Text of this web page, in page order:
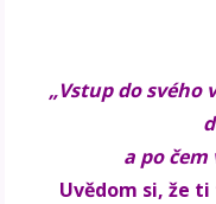
„Vstup do
a po
Uvědom si, že